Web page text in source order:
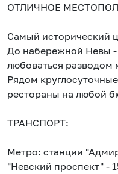
ОТЛИЧНОЕ
Самый исторический
До набережной Невы
любоваться разводом
Рядом
рестораны на любой
ТРАНСПОРТ:
Метро: станции
"Невский проспект" -